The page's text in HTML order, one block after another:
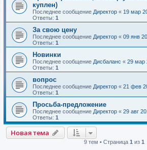
куплен)
Последнее сообщение Директор « 19 мар
Ответы: 1
За свою цену
Последнее сообщение Директор « 09 янв
Ответы: 1
Новинки
Последнее сообщение Дисбаланс « 29 мар
Ответы: 1
вопрос
Последнее сообщение Директор « 21 фев
Ответы: 1
Просьба-предложение
Последнее сообщение Директор « 29 авг
Ответы: 1
Новая тема
9 тем • Страница 1 из 1